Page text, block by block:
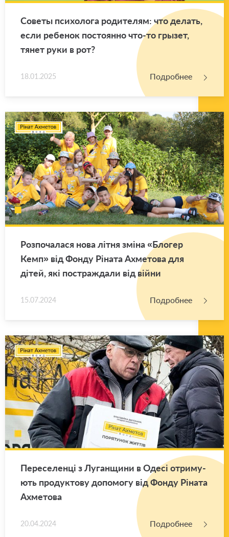
Со­ве­ты пси­хо­ло­га ро­ди­те­лям: что де­лать,
если ре­бе­нок по­сто­ян­но что-то гры­зет,
тянет руки в рот?
18.01.2025 Подробнее
Роз­по­ча­ла­ся нова літня зміна «Бло­гер
Кемп» від Фонду Ріната Ах­ме­то­ва для
дітей, які по­ст­раж­да­ли від війни
15.07.2024 Подробнее
Пе­ре­се­ленці з Лу­ган­щи­ни в Одесі от­ри­му­
ють про­дук­то­ву до­по­мо­гу від Фонду Ріната
Ах­ме­то­ва
20.04.2024 Подробнее